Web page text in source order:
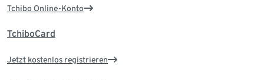
Tchibo Online-Konto
TchiboCard
Jetzt kostenlos registrieren